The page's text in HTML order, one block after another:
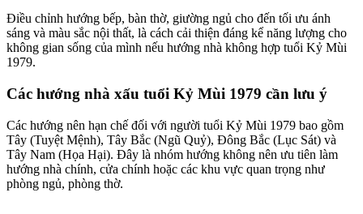
Điều chỉnh hướng bếp, bàn thờ, giường ngủ cho đến tối ưu ánh
sáng và màu sắc nội thất, là cách cải thiện đáng kể năng lượng cho
không gian sống của mình nếu hướng nhà không hợp tuổi Kỷ Mùi
1979.
Các hướng nhà xấu tuổi Kỷ Mùi 1979 cần lưu ý
Các hướng nên hạn chế đối với người tuổi Kỷ Mùi 1979 bao gồm
Tây (Tuyệt Mệnh), Tây Bắc (Ngũ Quỷ), Đông Bắc (Lục Sát) và
Tây Nam (Họa Hại). Đây là nhóm hướng không nên ưu tiên làm
hướng nhà chính, cửa chính hoặc các khu vực quan trọng như
phòng ngủ, phòng thờ.